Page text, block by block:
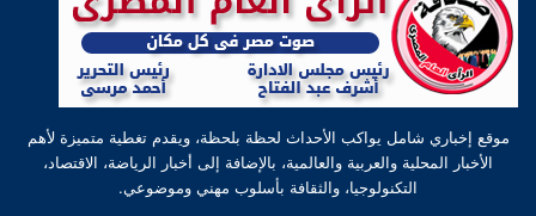
موقع إخباري شامل يواكب الأحداث لحظة بلحظة، ويقدم تغطية متميزة لأهم
الأخبار المحلية والعربية والعالمية، بالإضافة إلى أخبار الرياضة، الاقتصاد،
التكنولوجيا، والثقافة بأسلوب مهني وموضوعي.